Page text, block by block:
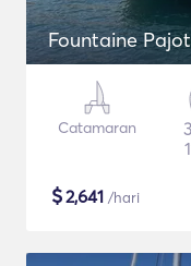
Fountaine
Catamaran
$2,641 /hari